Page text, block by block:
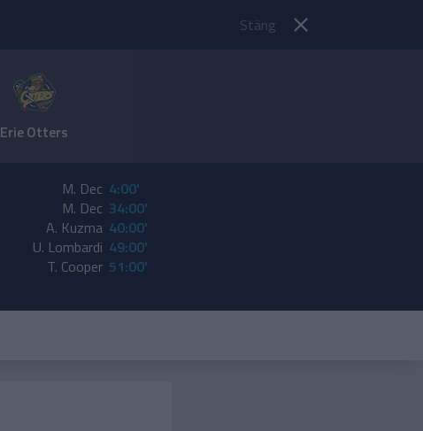
Stäng
Erie Otters
M. Dec 4:00'
M. Dec 34:00'
A. Kuzma 40:00'
U. Lombardi 49:00'
T. Cooper 51:00'